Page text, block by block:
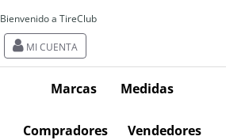
Bienvenido a TireClub
MI CUENTA
Marcas Medidas
Compradores Vendedores